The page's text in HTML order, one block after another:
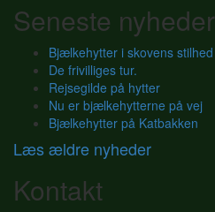
Seneste nyheder
Bjælkehytter i skovens stilhed
De frivilliges tur.
Rejsegilde på hytter
Nu er bjælkehytterne på vej
Bjælkehytter på Katbakken
Læs ældre nyheder
Kontakt